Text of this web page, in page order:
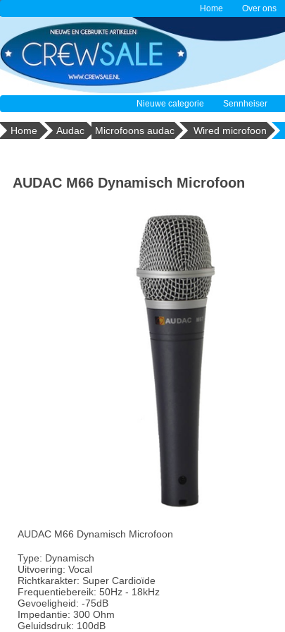
Home Over ons
Nieuwe categorie Sennheiser
Home Audac Microfoons audac Wired microfoon
AUDAC M66 Dynamisch Microfoon
AUDAC M66 Dynamisch Microfoon
Type: Dynamisch
Uitvoering: Vocal
Richtkarakter: Super Cardioïde
Frequentiebereik: 50Hz ‑ 18kHz
Gevoeligheid: ‑75dB
Impedantie: 300 Ohm
Geluidsdruk: 100dB